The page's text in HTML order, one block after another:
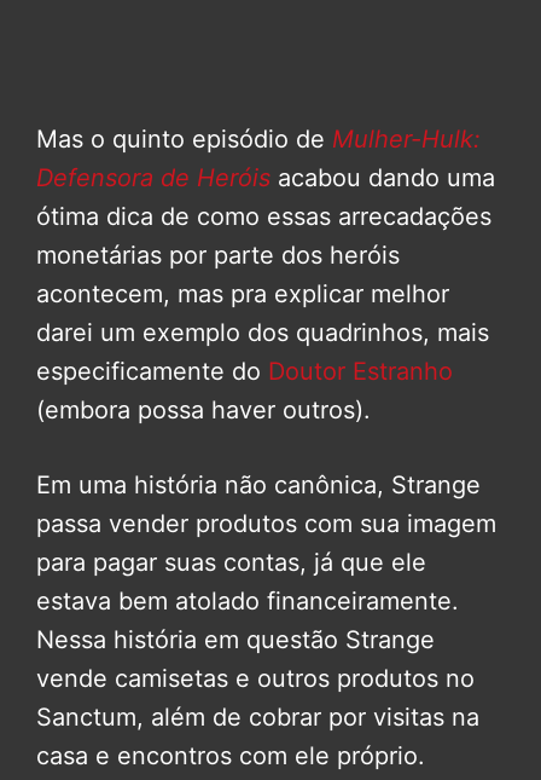
Mas o quinto episódio de Mulher-Hulk:
Defensora de Heróis acabou dando uma
ótima dica de como essas arrecadações
monetárias por parte dos heróis
acontecem, mas pra explicar melhor
darei um exemplo dos quadrinhos, mais
especificamente do Doutor Estranho
(embora possa haver outros).
Em uma história não canônica, Strange
passa vender produtos com sua imagem
para pagar suas contas, já que ele
estava bem atolado financeiramente.
Nessa história em questão Strange
vende camisetas e outros produtos no
Sanctum, além de cobrar por visitas na
casa e encontros com ele próprio.